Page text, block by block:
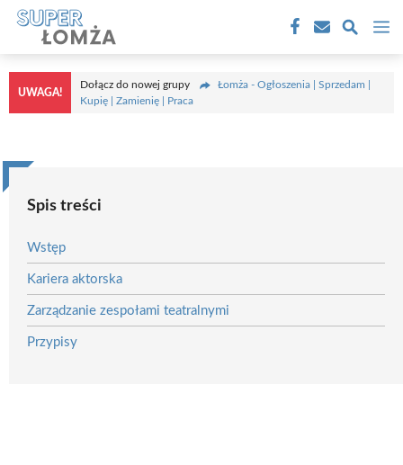
Przejdź
treści
UWAGA!
Dołącz do nowej grupy
Łomża - Ogłoszenia | Sprzedam |
Kupię | Zamienię | Praca
Spis treści
Wstęp
Kariera aktorska
Zarządzanie zespołami teatralnymi
Przypisy